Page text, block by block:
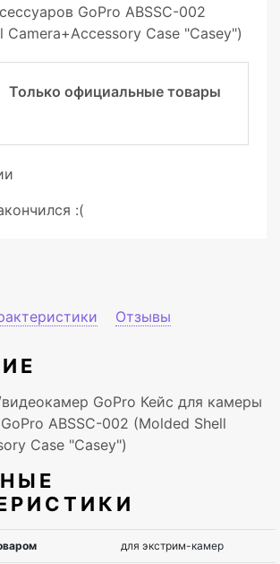
GoPro ABSSC-002
Camera+Accessory Case "Сasey")
Только официальные товары
:(
Отзывы
GoPro Кейс для камеры
ABSSC-002 (Molded Shell
Case "Сasey")